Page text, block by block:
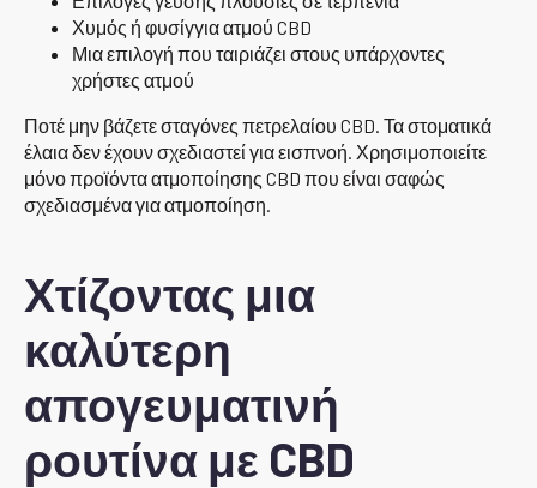
Χυμός ή φυσίγγια ατμού CBD
Μια επιλογή που ταιριάζει στους υπάρχοντες
χρήστες ατμού
Ποτέ μην βάζετε σταγόνες πετρελαίου CBD. Τα στοματικά
έλαια δεν έχουν σχεδιαστεί για εισπνοή. Χρησιμοποιείτε
μόνο προϊόντα ατμοποίησης CBD που είναι σαφώς
σχεδιασμένα για ατμοποίηση.
Χτίζοντας μια
καλύτερη
απογευματινή
ρουτίνα με CBD